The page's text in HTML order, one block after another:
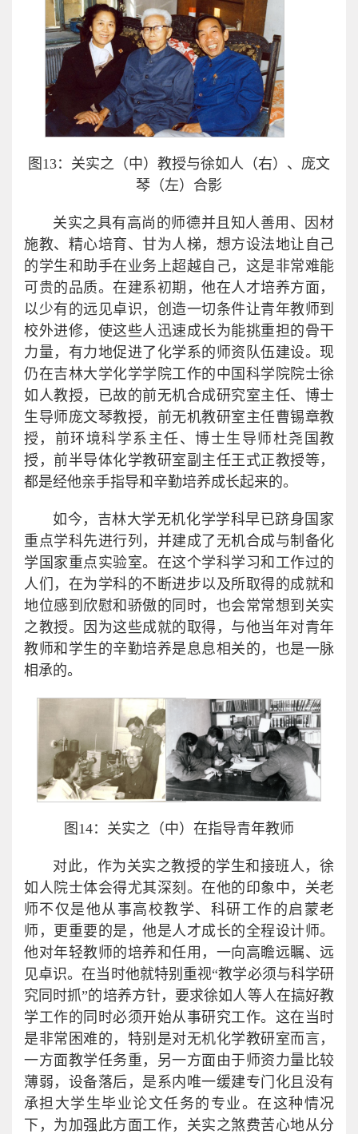
图13：关实之（中）教授与徐如人（右）、庞文
琴（左）合影
关实之具有高尚的师德并且知人善用、因材
施教、精心培育、甘为人梯，想方设法地让自己
的学生和助手在业务上超越自己，这是非常难能
可贵的品质。在建系初期，他在人才培养方面，
以少有的远见卓识，创造一切条件让青年教师到
校外进修，使这些人迅速成长为能挑重担的骨干
力量，有力地促进了化学系的师资队伍建设。现
仍在吉林大学化学学院工作的中国科学院院士徐
如人教授，已故的前无机合成研究室主任、博士
生导师庞文琴教授，前无机教研室主任曹锡章教
授，前环境科学系主任、博士生导师杜尧国教
授，前半导体化学教研室副主任王式正教授等，
都是经他亲手指导和辛勤培养成长起来的。
如今，吉林大学无机化学学科早已跻身国家
重点学科先进行列，并建成了无机合成与制备化
学国家重点实验室。在这个学科学习和工作过的
人们，在为学科的不断进步以及所取得的成就和
地位感到欣慰和骄傲的同时，也会常常想到关实
之教授。因为这些成就的取得，与他当年对青年
教师和学生的辛勤培养是息息相关的，也是一脉
相承的。
图14：关实之（中）在指导青年教师
对此，作为关实之教授的学生和接班人，徐
如人院士体会得尤其深刻。在他的印象中，关老
师不仅是他从事高校教学、科研工作的启蒙老
师，更重要的是，他是人才成长的全程设计师。
他对年轻教师的培养和任用，一向高瞻远瞩、远
见卓识。在当时他就特别重视“教学必须与科学研
究同时抓”的培养方针，要求徐如人等人在搞好教
学工作的同时必须开始从事研究工作。这在当时
是非常困难的，特别是对无机化学教研室而言，
一方面教学任务重，另一方面由于师资力量比较
薄弱，设备落后，是系内唯一缓建专门化且没有
承担大学生毕业论文任务的专业。在这种情况
下，为加强此方面工作，关实之煞费苦心地从分